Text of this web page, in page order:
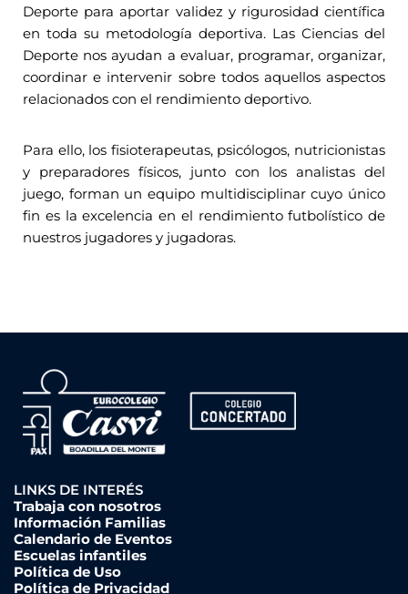
Deporte para aportar validez y rigurosidad científica
en toda su metodología deportiva. Las Ciencias del
Deporte nos ayudan a evaluar, programar, organizar,
coordinar e intervenir sobre todos aquellos aspectos
relacionados con el rendimiento deportivo.
Para ello, los fisioterapeutas, psicólogos, nutricionistas
y preparadores físicos, junto con los analistas del
juego, forman un equipo multidisciplinar cuyo único
fin es la excelencia en el rendimiento futbolístico de
nuestros jugadores y jugadoras.
LINKS DE INTERÉS
Trabaja con nosotros
Información Familias
Calendario de Eventos
Escuelas infantiles
Política de Uso
Política de Privacidad